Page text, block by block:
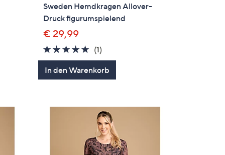
Sweden Hemdkragen Allover-
Druck figurumspielend
€ 29,99
5.0
von
5
(1)
Bewertungen
In den Warenkorb